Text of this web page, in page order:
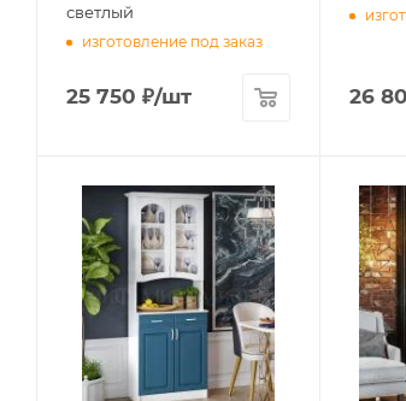
светлый
изготовление под заказ
25 750 ₽/шт 26